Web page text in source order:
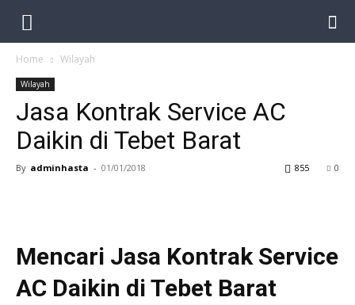
Home Wilayah
Wilayah
Jasa Kontrak Service AC
Daikin di Tebet Barat
By adminhasta - 01/01/2018 0
855
Mencari Jasa Kontrak Service
AC Daikin di Tebet Barat